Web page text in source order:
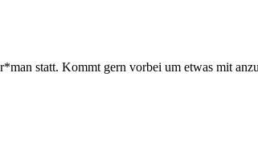
statt. Kommt gern vorbei um etwas mit